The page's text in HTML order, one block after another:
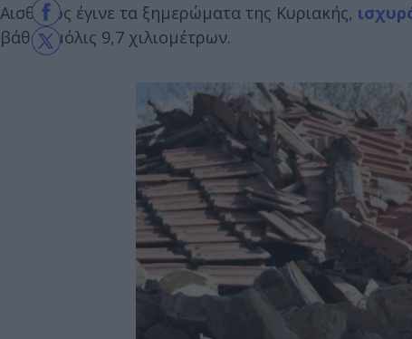
Αισθητός έγινε τα ξημερώματα της Κυριακής,
βάθος μόλις 9,7 χιλιομέτρων.